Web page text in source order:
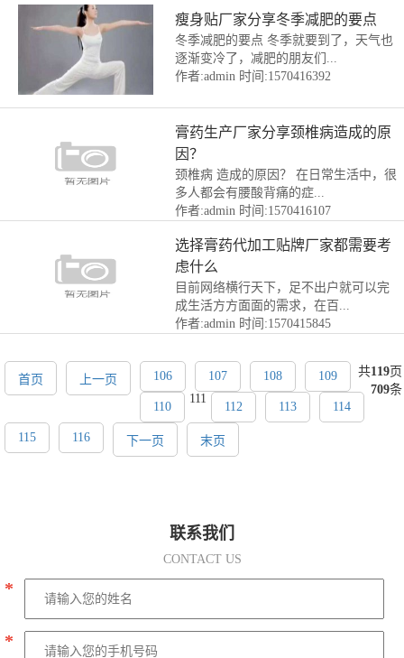
瘦身贴厂家分享冬季减肥的要点
冬季减肥的要点 冬季就要到了，天气也
逐渐变冷了，减肥的朋友们...
作者:admin 时间:1570416392
膏药生产厂家分享颈椎病造成的原
因？
颈椎病 造成的原因？ 在日常生活中，很
多人都会有腰酸背痛的症...
作者:admin 时间:1570416107
选择膏药代加工贴牌厂家都需要考
虑什么
目前网络横行天下，足不出户就可以完
成生活方方面面的需求，在百...
作者:admin 时间:1570415845
首页 上一页 106 107 108 109
110
111
112 113 114
115 116 下一页 末页
共119页
709条
联系我们
CONTACT US
*
*